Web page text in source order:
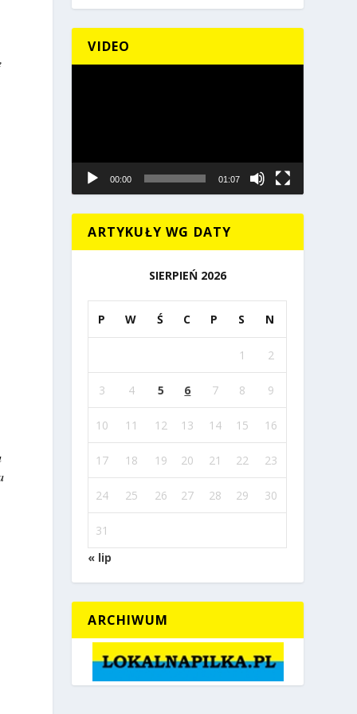
VIDEO
00:00 01:07
ARTYKUŁY WG DATY
SIERPIEŃ 2026
P W Ś C P S N
1 2
3 4 5 6 7 8 9
10 11 12 13 14 15 16
17 18 19 20 21 22 23
24 25 26 27 28 29 30
31
« lip
ARCHIWUM